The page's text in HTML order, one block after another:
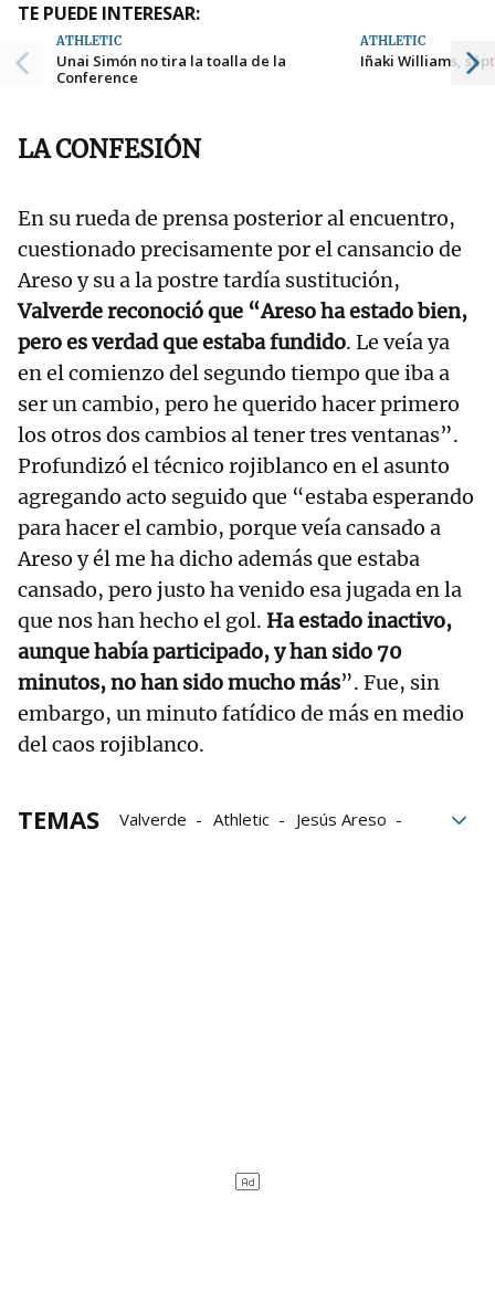
TE PUEDE INTERESAR:
ATHLETIC
Unai Simón no tira la toalla de la
Conference
ATHLETIC
Iñaki Williams,
LA CONFESIÓN
En su rueda de prensa posterior al encuentro,
cuestionado precisamente por el cansancio de
Areso y su a la postre tardía sustitución,
Valverde reconoció que “Areso ha estado bien,
pero es verdad que estaba fundido. Le veía ya
en el comienzo del segundo tiempo que iba a
ser un cambio, pero he querido hacer primero
los otros dos cambios al tener tres ventanas”.
Profundizó el técnico rojiblanco en el asunto
agregando acto seguido que “estaba esperando
para hacer el cambio, porque veía cansado a
Areso y él me ha dicho además que estaba
cansado, pero justo ha venido esa jugada en la
que nos han hecho el gol. Ha estado inactivo,
aunque había participado, y han sido 70
minutos, no han sido mucho más”. Fue, sin
embargo, un minuto fatídico de más en medio
del caos rojiblanco.
TEMAS Valverde Athletic
Jesús Areso